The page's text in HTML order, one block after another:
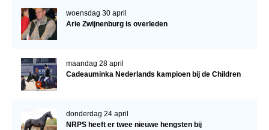
woensdag 30 april
Arie Zwijnenburg is overleden
maandag 28 april
Cadeauminka Nederlands kampioen bij de Children
donderdag 24 april
NRPS heeft er twee nieuwe hengsten bij